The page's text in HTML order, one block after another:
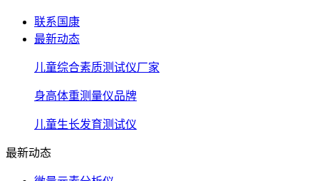
联系国康
最新动态
儿童综合素质测试仪厂家
身高体重测量仪品牌
儿童生长发育测试仪
最新动态